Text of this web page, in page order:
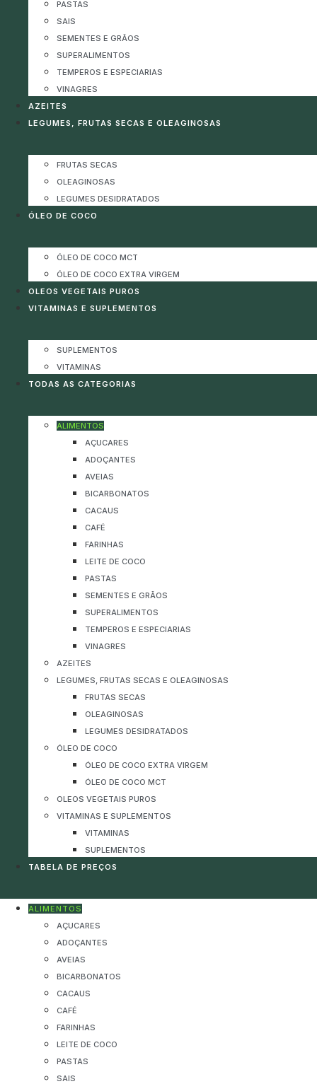
PASTAS
SAIS
SEMENTES E GRÃOS
SUPERALIMENTOS
TEMPEROS E ESPECIARIAS
VINAGRES
AZEITES
LEGUMES, FRUTAS SECAS E OLEAGINOSAS
FRUTAS SECAS
OLEAGINOSAS
LEGUMES DESIDRATADOS
ÓLEO DE COCO
ÓLEO DE COCO MCT
ÓLEO DE COCO EXTRA VIRGEM
OLEOS VEGETAIS PUROS
VITAMINAS E SUPLEMENTOS
SUPLEMENTOS
VITAMINAS
TODAS AS CATEGORIAS
ALIMENTOS
AÇUCARES
ADOÇANTES
AVEIAS
BICARBONATOS
CACAUS
CAFÉ
FARINHAS
LEITE DE COCO
PASTAS
SEMENTES E GRÃOS
SUPERALIMENTOS
TEMPEROS E ESPECIARIAS
VINAGRES
AZEITES
LEGUMES, FRUTAS SECAS E OLEAGINOSAS
FRUTAS SECAS
OLEAGINOSAS
LEGUMES DESIDRATADOS
ÓLEO DE COCO
ÓLEO DE COCO EXTRA VIRGEM
ÓLEO DE COCO MCT
OLEOS VEGETAIS PUROS
VITAMINAS E SUPLEMENTOS
VITAMINAS
SUPLEMENTOS
TABELA DE PREÇOS
ALIMENTOS
AÇUCARES
ADOÇANTES
AVEIAS
BICARBONATOS
CACAUS
CAFÉ
FARINHAS
LEITE DE COCO
PASTAS
SAIS